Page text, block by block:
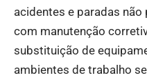
acidentes e paradas
com manutenção
substituição de
ambientes de trabalho